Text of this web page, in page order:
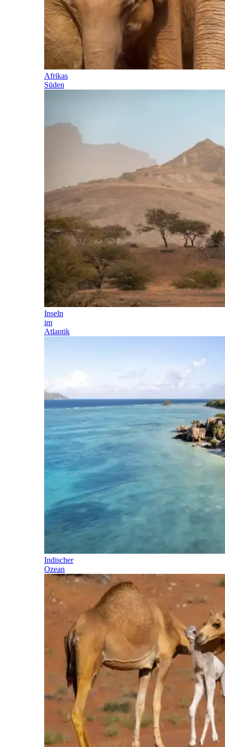
Afrikas
Süden
Inseln
im
Atlantik
Indischer
Ozean